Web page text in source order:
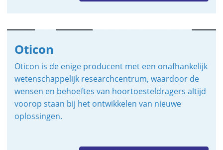
Oticon
Oticon is de enige producent met een onafhankelijk
wetenschappelijk researchcentrum, waardoor de
wensen en behoeftes van hoortoesteldragers altijd
voorop staan bij het ontwikkelen van nieuwe
oplossingen.